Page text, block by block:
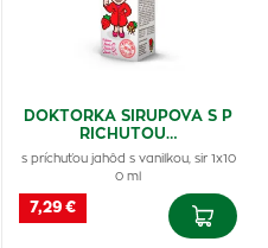
DOKTORKA SIRUPOVA S P
RICHUTOU…
s príchuťou jahôd s vanilkou, sir 1x10
0 ml
7,29 €